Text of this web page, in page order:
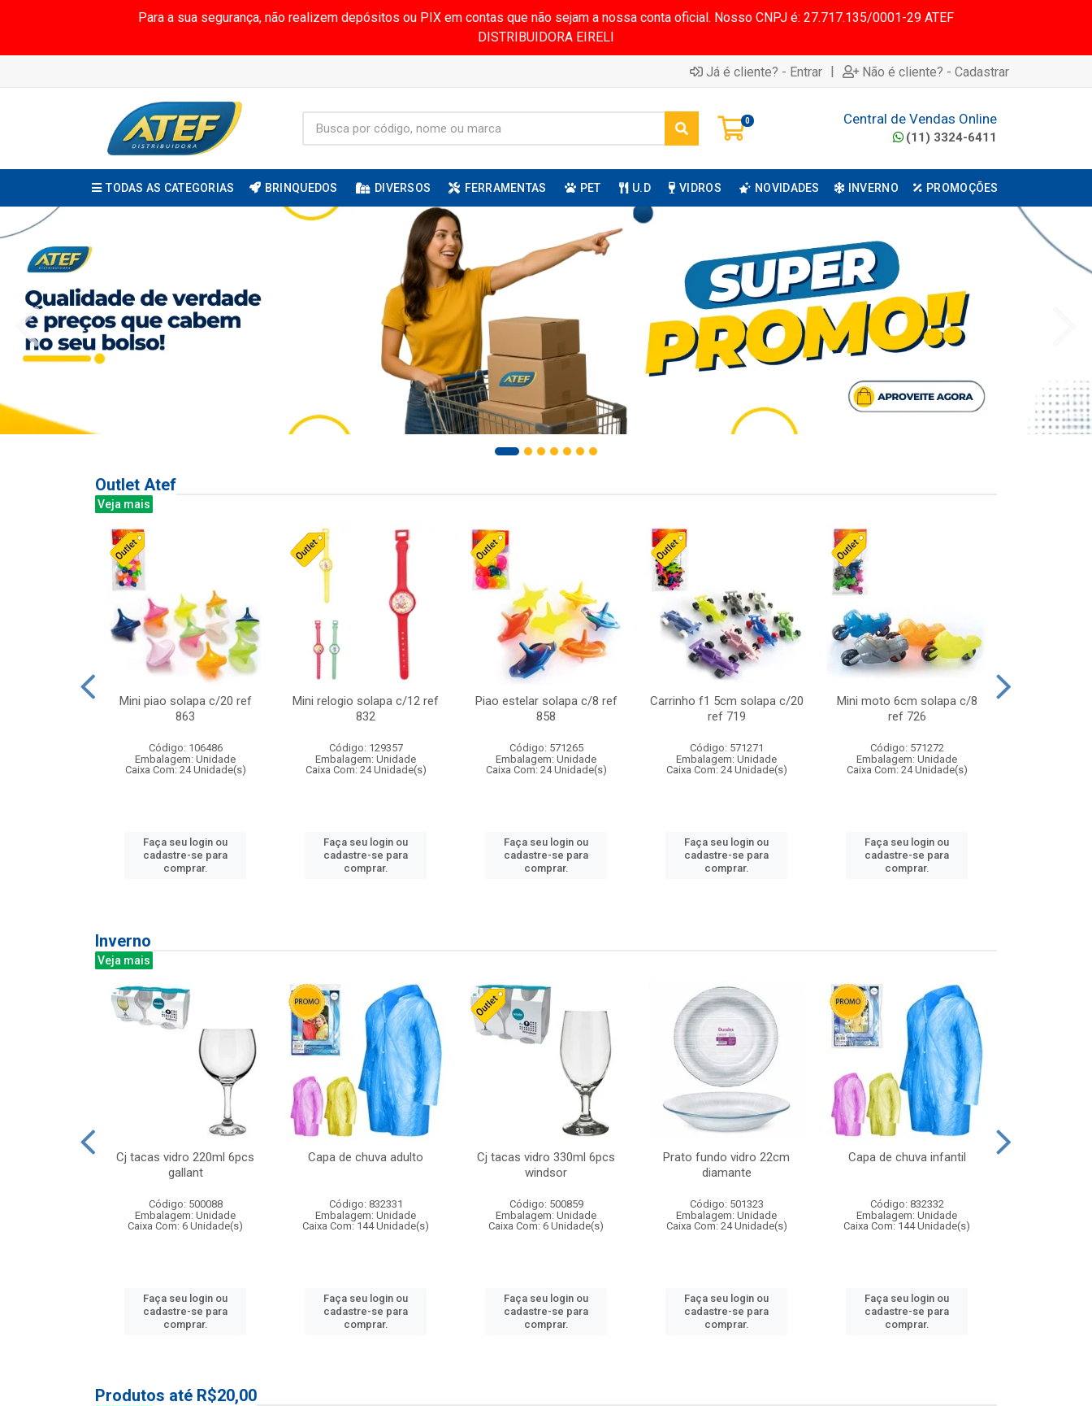
Para a sua segurança, não realizem depósitos ou PIX em contas que não sejam a nossa conta oficial. Nosso CNPJ é: 27.717.135/0001-29 ATEF
DISTRIBUIDORA EIRELI
Já é cliente? - Entrar | Não é cliente? - Cadastrar
0 Central de Vendas Online
(11) 3324-6411
TODAS AS CATEGORIAS BRINQUEDOS DIVERSOS FERRAMENTAS PET U.D VIDROS NOVIDADES INVERNO PROMOÇÕES
Outlet Atef
Veja mais
Mini piao solapa c/20 ref
863
Código: 106486
Embalagem: Unidade
Caixa Com: 24 Unidade(s)
Faça seu login ou
cadastre-se para
comprar.
Mini relogio solapa c/12 ref
832
Código: 129357
Embalagem: Unidade
Caixa Com: 24 Unidade(s)
Faça seu login ou
cadastre-se para
comprar.
Piao estelar solapa c/8 ref
858
Código: 571265
Embalagem: Unidade
Caixa Com: 24 Unidade(s)
Faça seu login ou
cadastre-se para
comprar.
Carrinho f1 5cm solapa c/20
ref 719
Código: 571271
Embalagem: Unidade
Caixa Com: 24 Unidade(s)
Faça seu login ou
cadastre-se para
comprar.
Mini moto 6cm solapa c/8
ref 726
Código: 571272
Embalagem: Unidade
Caixa Com: 24 Unidade(s)
Faça seu login ou
cadastre-se para
comprar.
Inverno
Veja mais
Cj tacas vidro 220ml 6pcs
gallant
Código: 500088
Embalagem: Unidade
Caixa Com: 6 Unidade(s)
Faça seu login ou
cadastre-se para
comprar.
Capa de chuva adulto
Código: 832331
Embalagem: Unidade
Caixa Com: 144 Unidade(s)
Faça seu login ou
cadastre-se para
comprar.
Cj tacas vidro 330ml 6pcs
windsor
Código: 500859
Embalagem: Unidade
Caixa Com: 6 Unidade(s)
Faça seu login ou
cadastre-se para
comprar.
Prato fundo vidro 22cm
diamante
Código: 501323
Embalagem: Unidade
Caixa Com: 24 Unidade(s)
Faça seu login ou
cadastre-se para
comprar.
Capa de chuva infantil
Código: 832332
Embalagem: Unidade
Caixa Com: 144 Unidade(s)
Faça seu login ou
cadastre-se para
comprar.
Produtos até R$20,00